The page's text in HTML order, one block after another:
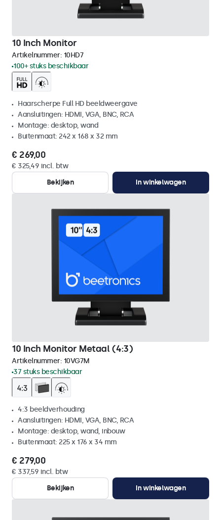
10 Inch Monitor
Artikelnummer: 10HD7
100+ stuks beschikbaar
Haarscherpe Full HD beeldweergave
Aansluitingen: HDMI, VGA, BNC, RCA
Montage: desktop, wand
Buitenmaat: 242 x 168 x 32 mm
€ 269,00
€ 325,49 incl. btw
Bekijken
In winkelwagen
10 Inch Monitor Metaal (4:3)
Artikelnummer: 10VG7M
37 stuks beschikbaar
4:3 beeldverhouding
Aansluitingen: HDMI, VGA, BNC, RCA
Montage: desktop, wand, inbouw
Buitenmaat: 225 x 176 x 34 mm
€ 279,00
€ 337,59 incl. btw
Bekijken
In winkelwagen